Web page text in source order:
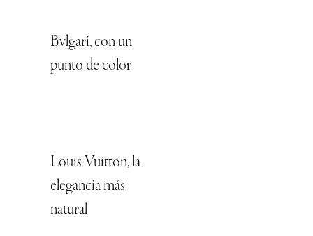
Bvlgari, con un
punto de color
Louis Vuitton, la
elegancia más
natural